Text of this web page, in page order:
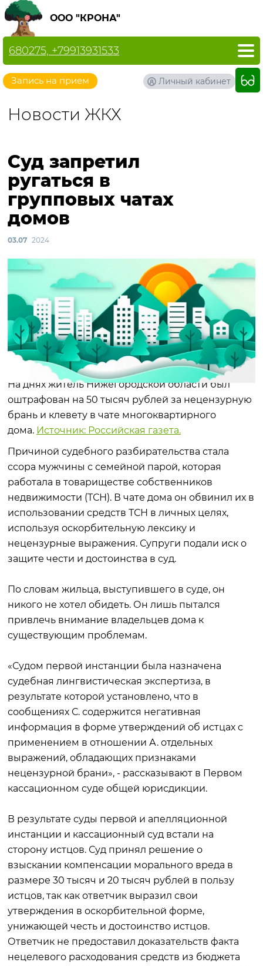
ООО "КРОНА"
Запись на прием
680275, +79913931533
Личный кабинет
Новости ЖКХ
Суд запретил
ругаться в
групповых чатах
домов
03.07 2024
На днях житель Нижегородской области был
оштрафован на 50 тысяч рублей за нецензурную
брань и клевету в чате многоквартирного
дома. Источник: Российская газета.
Причиной судебного разбирательства стала
ссора мужчины с семейной парой, которая
работала в товариществе собственников
недвижимости (ТСН). В чате дома он обвинил их в
использовании средств ТСН в личных целях,
используя оскорбительную лексику и
нецензурные выражения. Супруги подали иск о
защите чести и достоинства в суд.
По словам жильца, выступившего в суде, он
никого не хотел обидеть. Он лишь пытался
привлечь внимание владельцев дома к
существующим проблемам.
«Судом первой инстанции была назначена
судебная лингвистическая экспертиза, в
результате которой установлено, что в
сообщениях С. содержится негативная
информация в форме утверждений об истцах с
применением в отношении А. отдельных
выражений, обладающих признаками
нецензурной брани», - рассказывают в Первом
кассационном суде общей юрисдикции.
В результате суды первой и апелляционной
инстанции и кассационный суд встали на
сторону истцов. Суд принял решение о
взыскании компенсации морального вреда в
размере 30 тысяч и 20 тысяч рублей в пользу
истцов, так как ответчик выразил свои
утверждения в оскорбительной форме,
унижающей честь и достоинство истцов.
Ответчик не предоставил доказательств факта
нецелевого расходования средств из бюджета